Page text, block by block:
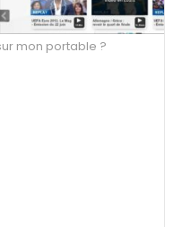
mon portable ?